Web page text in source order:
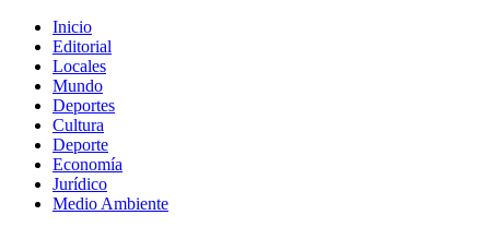
Inicio
Editorial
Locales
Mundo
Deportes
Cultura
Deporte
Economía
Jurídico
Medio Ambiente